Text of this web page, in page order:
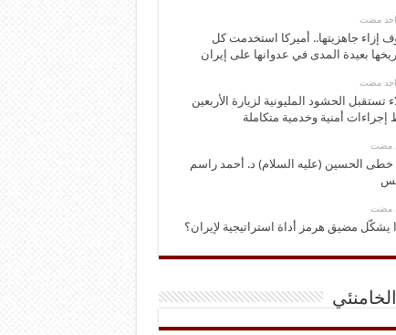
مضت
إزاء جاهزيتها.. أميركا استخدمت كل
بعيدة المدى في عدوانها على إيران
مضت
تستقبل الحشود المليونية لزيارة الأربعين
أمنية وخدمية متكاملة
مضت
الحسين (عليه السلام) د. أحمد راسم
مضت
يشكّل مضيق هرمز أداة استراتيجية لإيران؟
الخامنئي